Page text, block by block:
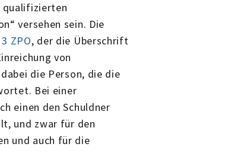
qualifizierten
versehen sein. Die
ZPO, der die Überschrift
von
die Person, die die
Bei einer
einen den Schuldner
und zwar für den
und auch für die